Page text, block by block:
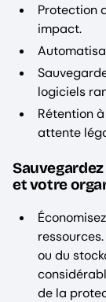
Protection
impact.
logiciels
Rétention
attente
et votre
ou du
de la